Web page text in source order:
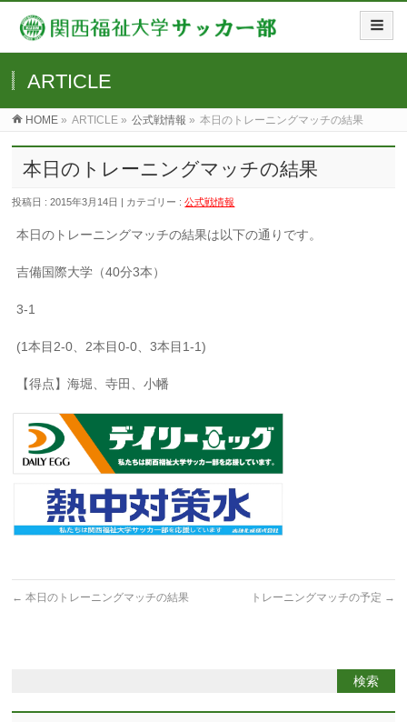
ARTICLE
HOME » ARTICLE » 公式戦情報 » 本日のトレーニングマッチの結果
本日のトレーニングマッチの結果
投稿日 : 2015年3月14日 | カテゴリー :公式戦情報
本日のトレーニングマッチの結果は以下の通りです。
吉備国際大学（40分3本）
3-1
(1本目2-0、2本目0-0、3本目1-1)
【得点】海堀、寺田、小幡
← 本日のトレーニングマッチの結果 トレーニングマッチの予定 →